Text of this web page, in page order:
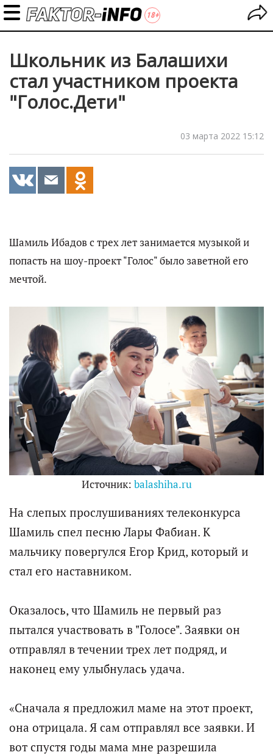
Школьник из Балашихи
стал участником проекта
"Голос.Дети"
03 марта 2022 15:12
Шамиль Ибадов с трех лет занимается музыкой и
попасть на шоу-проект "Голос" было заветной его
мечтой.
Источник: balashiha.ru
На слепых прослушиваниях телеконкурса
Шамиль спел песню Лары Фабиан. К
мальчику повергулся Егор Крид, который и
стал его наставником.
Оказалось, что Шамиль не первый раз
пытался участвовать в "Голосе". Заявки он
отправлял в течении трех лет подряд, и
наконец ему улыбнулась удача.
«Сначала я предложил маме на этот проект,
она отрицала. Я сам отправлял все заявки. И
вот спустя годы мама мне разрешила